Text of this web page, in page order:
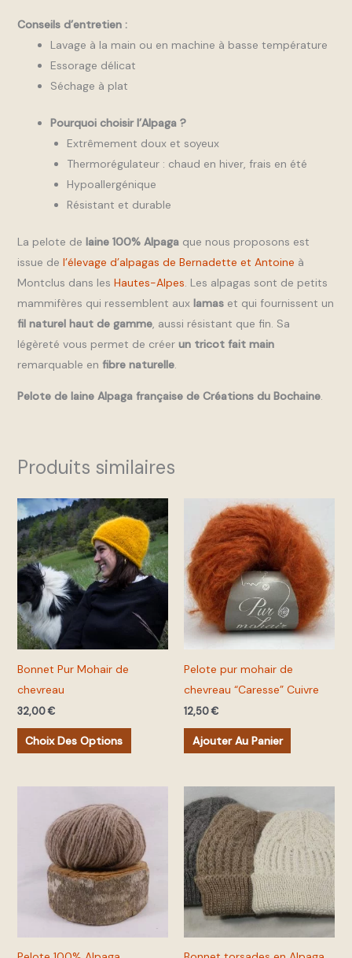
Conseils d’entretien :
Lavage à la main ou en machine à basse température
Essorage délicat
Séchage à plat
Pourquoi choisir l’Alpaga ?
Extrêmement doux et soyeux
Thermorégulateur : chaud en hiver, frais en été
Hypoallergénique
Résistant et durable
La pelote de laine 100% Alpagaque nous proposons est
issue de l’élevage d’alpagas de Bernadette et Antoine à
Montclus dans les Hautes-Alpes. Les alpagas sont de petits
mammifères qui ressemblent aux lamaset qui fournissent un
fil naturel haut de gamme, aussi résistant que fin. Sa
légèreté vous permet de créer un tricot fait main
remarquable en fibre naturelle.
Pelote de laine Alpaga française de Créations du Bochaine.
Produits similaires
Bonnet Pur Mohair de
chevreau
32,00€
Choix Des Options
Ce
produit
a
plusieurs
variations.
Les
options
peuvent
la
page
Pelote pur mohair de
chevreau “Caresse” Cuivre
12,50€
Ajouter Au Panier
produit
a
plusieurs
variations.
Les
options
peuvent